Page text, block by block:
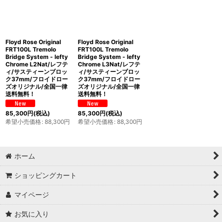
Floyd Rose Original
FRT100L Tremolo
Bridge System - lefty
Chrome L2Nat/レフテ
ィ/サスティーンブロッ
ク37mm/フロイドロー
ズオリジナル/全国一律
送料無料！
85,300円(税込)
希望小売価格: 88,300円
Floyd Rose Original
FRT100L Tremolo
Bridge System - lefty
Chrome L3Nat/レフテ
ィ/サスティーンブロッ
ク37mm/フロイドロー
ズオリジナル/全国一律
送料無料！
85,300円(税込)
希望小売価格: 88,300円
ホーム
ショッピングカート
マイページ
お気に入り